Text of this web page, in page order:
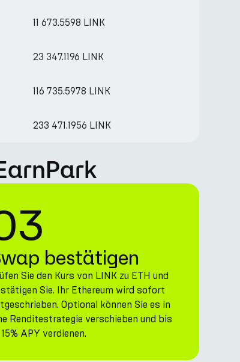
11 673.5598 LINK
23 347.1196 LINK
116 735.5978 LINK
233 471.1956 LINK
bestätigen
Sie den Kurs von LINK zu ETH und
Sie. Ihr Ethereum wird sofort
Optional können Sie es in
Renditestrategie verschieben und bis
15% APY verdienen.